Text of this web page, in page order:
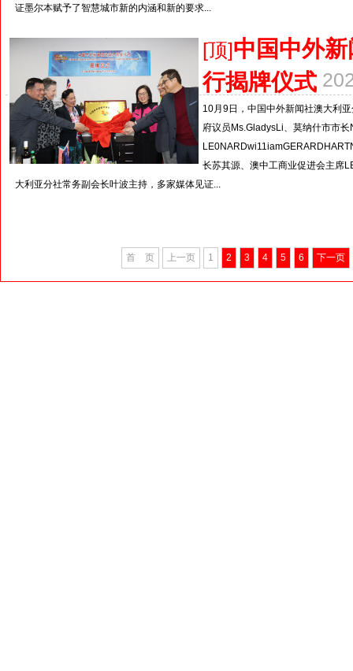
证墨尔本赋予了智慧城市新的内涵和新的要求...
[顶]中国中外
行揭牌仪式
10月9日，中国中外新闻社澳大利
府议员Ms.GladysLi、莫纳什市市
长苏其源、澳中工商业促进会主席
大利亚分社常务副会长叶波主持，多家媒体见证...
首 页 上一页 1 2 3 4 5 6 下一页